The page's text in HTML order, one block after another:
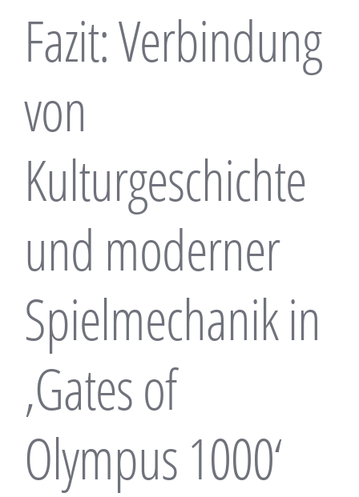
Fazit: Verbindung
von
Kulturgeschichte
und moderner
Spielmechanik in
‚Gates of
Olympus 1000‘